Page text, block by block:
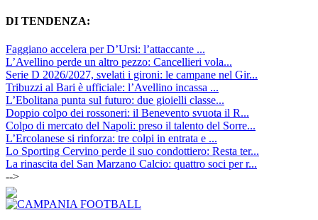
DI TENDENZA:
Faggiano accelera per D’Ursi: l’attaccante ...
L’Avellino perde un altro pezzo: Cancellieri vola...
Serie D 2026/2027, svelati i gironi: le campane nel Gir...
Tribuzzi al Bari è ufficiale: l’Avellino incassa ...
L’Ebolitana punta sul futuro: due gioielli classe...
Doppio colpo dei rossoneri: il Benevento svuota il R...
Colpo di mercato del Napoli: preso il talento del Sorre...
L’Ercolanese si rinforza: tre colpi in entrata e ...
Lo Sporting Cervino perde il suo condottiero: Resta ter...
La rinascita del San Marzano Calcio: quattro soci per r...
-->